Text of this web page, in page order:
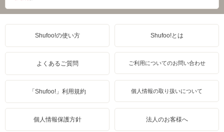
Shufoo!の使い方 Shufoo!とは
よくあるご質問 ご利用についてのお問い合わせ
「Shufoo!」利用規約 個人情報の取り扱いについて
個人情報保護方針 法人のお客様へ